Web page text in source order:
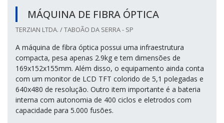
MÁQUINA DE FIBRA ÓPTICA
TERZIAN LTDA. / TABOÃO DA SERRA - SP
A máquina de fibra óptica possui uma infraestrutura
compacta, pesa apenas 2.9kg e tem dimensões de
169x152x155mm. Além disso, o equipamento ainda conta
com um monitor de LCD TFT colorido de 5,1 polegadas e
640x480 de resolução. Outro item importante é a bateria
interna com autonomia de 400 ciclos e eletrodos com
capacidade para 5.000 fusões.